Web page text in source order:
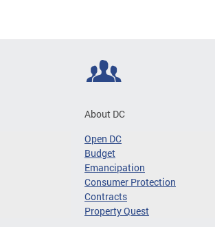
About DC
Open DC
Budget
Emancipation
Consumer Protection
Contracts
Property Quest